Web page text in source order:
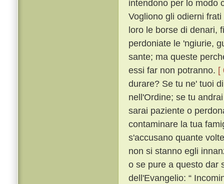
intendono per lo modo
Vogliono gli odierni
loro le borse di denari,
perdoniate le 'ngiurie,
sante; ma queste
essi far non potranno. [
durare? Se tu ne' tuoi
nell'Ordine; se tu
sarai paziente o
contaminare la tua
s'accusano quante
non si stanno egli
o se pure a questo dar
dell'Evangelio: “